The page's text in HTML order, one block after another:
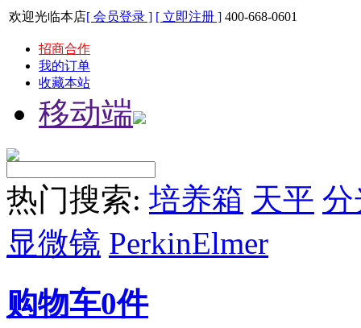
欢迎光临本店[ 会员登录 ] [ 立即注册 ] 400-668-0601
招商合作
我的订单
收藏本站
移动端
热门搜索: 培养箱 天平 分
显微镜 PerkinElmer
购物车0件